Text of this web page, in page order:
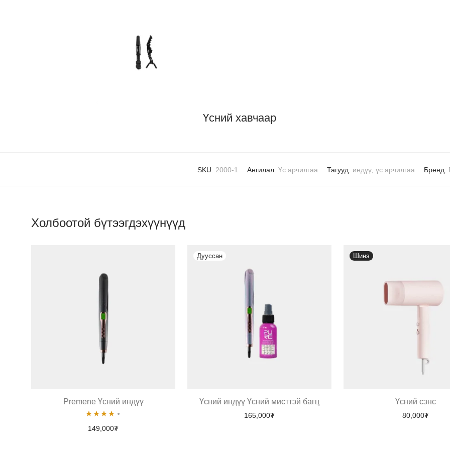
Үсний хавчаар
SKU: 2000-1 Ангилал: Үс арчилгаа Тагууд: индүү, үс арчилгаа Бренд:
Холбоотой бүтээгдэхүүнүүд
Premene Үсний индүү
Rated
149,000₮
Үсний индүү Үсний мисттэй багц
165,000₮
Шинэ
Үсний сэнс
80,000₮